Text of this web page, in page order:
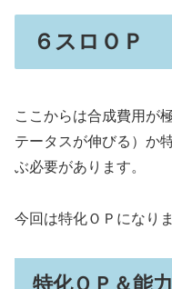
６スロＯＰ
ここからは合成費用が
テータスが伸びる）か
ぶ必要があります。
今回は特化ＯＰになりま
特化ＯＰ＆能